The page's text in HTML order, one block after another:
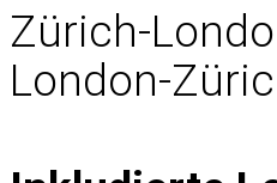
Zürich-
London-